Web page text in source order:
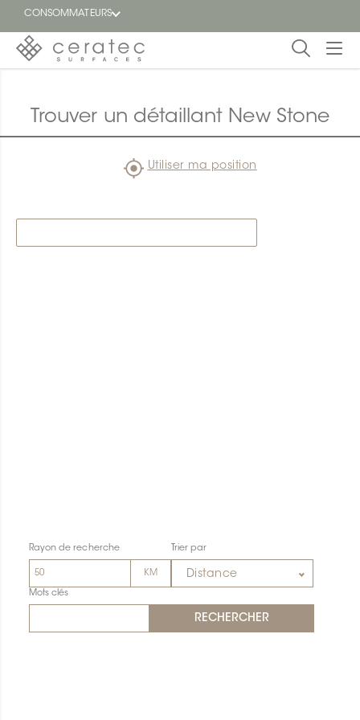
CONSOMMATEURS
Blogue
Trouver un détaillant New Stone
Utiliser ma position
Rayon de recherche Trier par
Distance
Mots clés